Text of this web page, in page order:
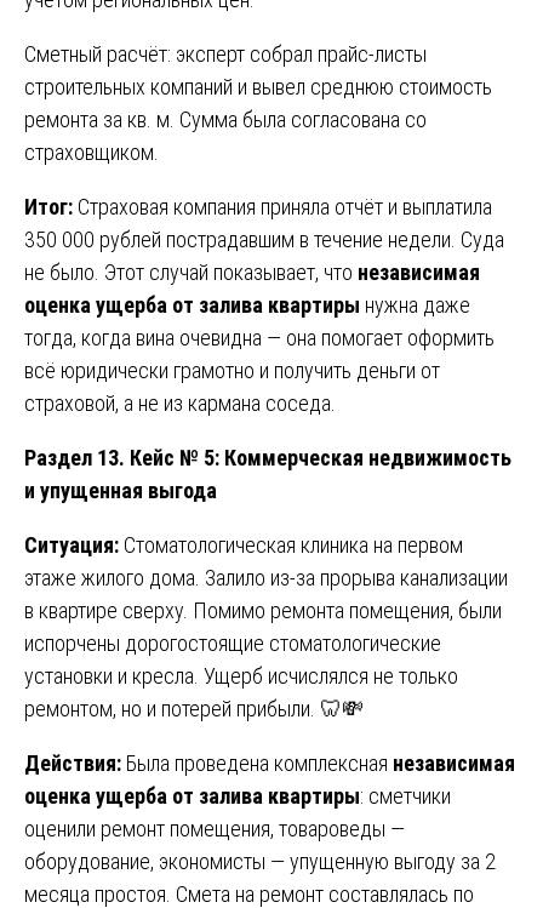
Сметный расчёт: эксперт собрал прайс-листы
строительных компаний и вывел среднюю стоимость
ремонта за кв. м. Сумма была согласована со
страховщиком.
Итог: Страховая компания приняла отчёт и выплатила
350 000 рублей пострадавшим в течение недели. Суда
не было. Этот случай показывает, что независимая
оценка ущерба от залива квартиры нужна даже
тогда, когда вина очевидна — она помогает оформить
всё юридически грамотно и получить деньги от
страховой, а не из кармана соседа.
Раздел 13. Кейс № 5: Коммерческая недвижимость
и упущенная выгода
Ситуация: Стоматологическая клиника на первом
этаже жилого дома. Залило из-за прорыва канализации
в квартире сверху. Помимо ремонта помещения, были
испорчены дорогостоящие стоматологические
установки и кресла. Ущерб исчислялся не только
ремонтом, но и потерей прибыли. 🦷💸
Действия: Была проведена комплексная независимая
оценка ущерба от залива квартиры: сметчики
оценили ремонт помещения, товароведы —
оборудование, экономисты — упущенную выгоду за 2
месяца простоя. Смета на ремонт составлялась по